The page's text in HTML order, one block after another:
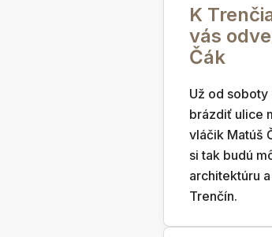
K
vás
Čák
Už od soboty
brázdiť ulice
vláčik Matúš
si tak budú
architektúru
Trenčín.